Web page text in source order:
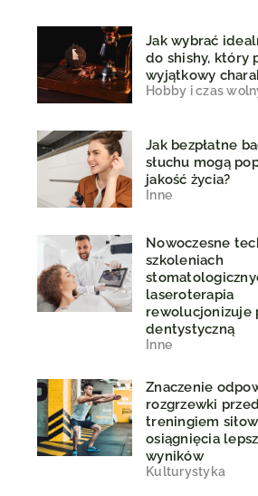
Jak wybrać
do shishy, który
wyjątkowy
Hobby i czas
Jak bezpłatne
słuchu mogą
jakość życia?
Inne
Nowoczesne
szkoleniach
laseroterapia
rewolucjonizuje
dentystyczną
Inne
Znaczenie
rozgrzewki przed
treningiem
osiągnięcia
wyników
Kulturystyka